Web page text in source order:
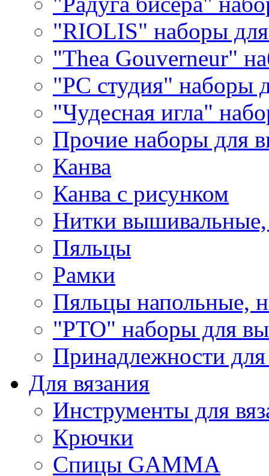
"RIOLIS" наборы
"Thea Gouverneur"
"РС студия" наборы
"Чудесная игла"
Прочие наборы для
Канва
Канва с рисунком
Нитки
Пяльцы
Рамки
Пяльцы напольные,
"РТО" наборы для
Принадлежности
Для вязания
Инструменты для
Крючки
Спицы GAMMA